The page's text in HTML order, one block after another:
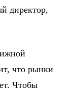
директор,
что рынки
Чтобы